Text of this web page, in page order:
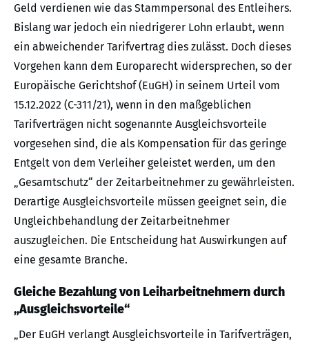
Geld verdienen wie das Stammpersonal des Entleihers.
Bislang war jedoch ein niedrigerer Lohn erlaubt, wenn
ein abweichender Tarifvertrag dies zulässt. Doch dieses
Vorgehen kann dem Europarecht widersprechen, so der
Europäische Gerichtshof (EuGH) in seinem Urteil vom
15.12.2022 (C-311/21), wenn in den maßgeblichen
Tarifverträgen nicht sogenannte Ausgleichsvorteile
vorgesehen sind, die als Kompensation für das geringe
Entgelt von dem Verleiher geleistet werden, um den
„Gesamtschutz“ der Zeitarbeitnehmer zu gewährleisten.
Derartige Ausgleichsvorteile müssen geeignet sein, die
Ungleichbehandlung der Zeitarbeitnehmer
auszugleichen. Die Entscheidung hat Auswirkungen auf
eine gesamte Branche.
Gleiche Bezahlung von Leiharbeitnehmern durch
„Ausgleichsvorteile“
„Der EuGH verlangt Ausgleichsvorteile in Tarifverträgen,